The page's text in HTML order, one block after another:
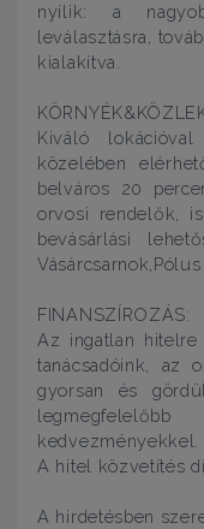
nyílik: a
leválasztásra,
kialakítva.
Kiváló
közelében
belváros 20
orvosi rendelők,
bevásárlási
FINANSZÍROZÁS:
Az ingatlan hitelre
tanácsadóink, az
gyorsan és
kedvezményekkel.
A hitel közvetítés
A hirdetésben